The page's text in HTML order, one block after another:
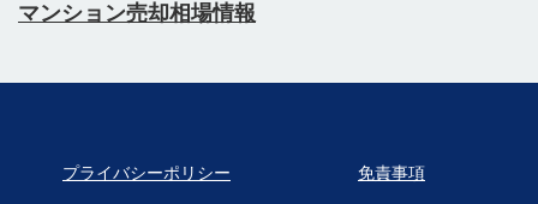
マンション売却相場情報
プライバシーポリシー 免責事項